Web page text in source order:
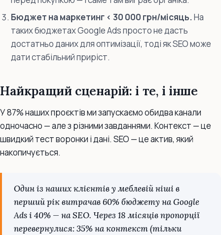
Бюджет на маркетинг < 30 000 грн/місяць.На
таких бюджетах Google Ads просто не дасть
достатньо даних для оптимізації, тоді як SEO може
дати стабільний приріст.
Найкращий сценарій: і те, і інше
У 87% наших проєктів ми запускаємо обидва канали
одночасно — але з різними завданнями. Контекст — це
швидкий тест воронки і дані. SEO — це актив, який
накопичується.
Один із наших клієнтів у меблевій ніші в
перший рік витрачав 60% бюджету на Google
Ads і 40% — на SEO. Через 18 місяців пропорції
перевернулися: 35% на контекст (тільки